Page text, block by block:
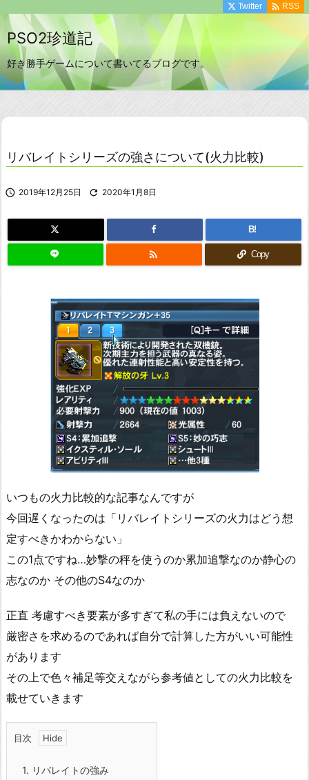
PSO2珍道記
好き勝手ゲームについて書いてるブログです。
Twitter  RSS
リバレイトシリーズの強さについて(火力比較)
 2019年12月25日  2020年1月8日
B!
 Copy
いつもの火力比較的な記事なんですが
今回遅くなったのは「リバレイトシリーズの火力はどう想
定すべきかわからない」
この1点ですね…妙撃の秤を使うのか累加追撃なのか静心の
志なのか その他のS4なのか
正直 考慮すべき要素が多すぎて私の手には負えないので
厳密さを求めるのであれば自分で計算した方がいい可能性
があります
その上で色々補足等交えながら参考値としての火力比較を
載せていきます
目次
1. リバレイトの強み